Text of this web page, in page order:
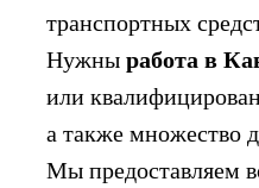
транспортных
Нужныработа в
или
а также множество
Мы предоставляем